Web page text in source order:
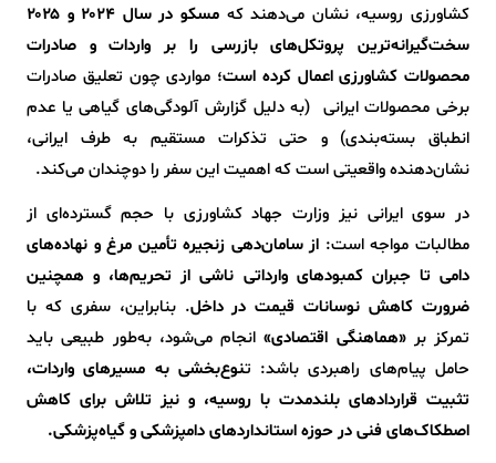
کشاورزی روسیه، نشان می‌دهند که
مسکو در سال ۲۰۲۴ و ۲۰۲۵
سخت‌گیرانه‌ترین پروتکل‌های بازرسی را بر واردات و صادرات
محصولات کشاورزی اعمال کرده است؛ مواردی چون تعلیق صادرات
برخی محصولات ایرانی (به دلیل گزارش آلودگی‌های گیاهی یا عدم
انطباق بسته‌بندی) و حتی تذکرات مستقیم به طرف ایرانی،
نشان‌دهنده واقعیتی است که اهمیت این سفر را دوچندان می‌کند.
در سوی ایرانی نیز وزارت جهاد کشاورزی با حجم گسترده‌ای از
مطالبات مواجه است: از سامان‌دهی زنجیره تأمین مرغ و نهاده‌های
دامی تا جبران کمبودهای وارداتی ناشی از تحریم‌ها، و همچنین
ضرورت کاهش نوسانات قیمت در داخل. بنابراین، سفری که با
تمرکز بر«هماهنگی اقتصادی»انجام می‌شود، به‌طور طبیعی باید
حامل پیام‌های راهبردی باشد: تنوع‌بخشی به مسیرهای واردات،
تثبیت قراردادهای بلندمدت با روسیه، و نیز تلاش برای کاهش
اصطکاک‌های فنی در حوزه استانداردهای دامپزشکی و گیاه‌پزشکی.